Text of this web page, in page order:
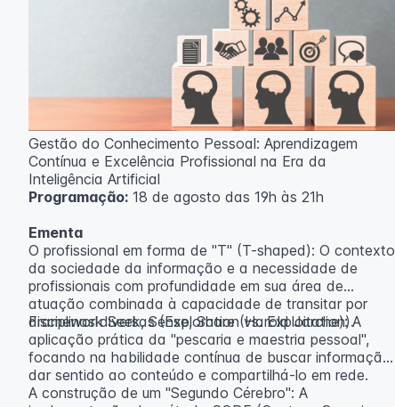
Gestão do Conhecimento Pessoal: Aprendizagem
Contínua e Excelência Profissional na Era da
Inteligência Artificial
Programação: 18 de agosto das 19h às 21h
Ementa
O profissional em forma de "T" (T-shaped): O contexto
da sociedade da informação e a necessidade de
profissionais com profundidade em sua área de
atuação combinada à capacidade de transitar por
disciplinas diversas (Exploration vs. Exploitation).
Framework Seek, Sense, Share (Harold Jarche): A
aplicação prática da "pescaria e maestria pessoal",
focando na habilidade contínua de buscar informação,
dar sentido ao conteúdo e compartilhá-lo em rede.
A construção de um "Segundo Cérebro": A